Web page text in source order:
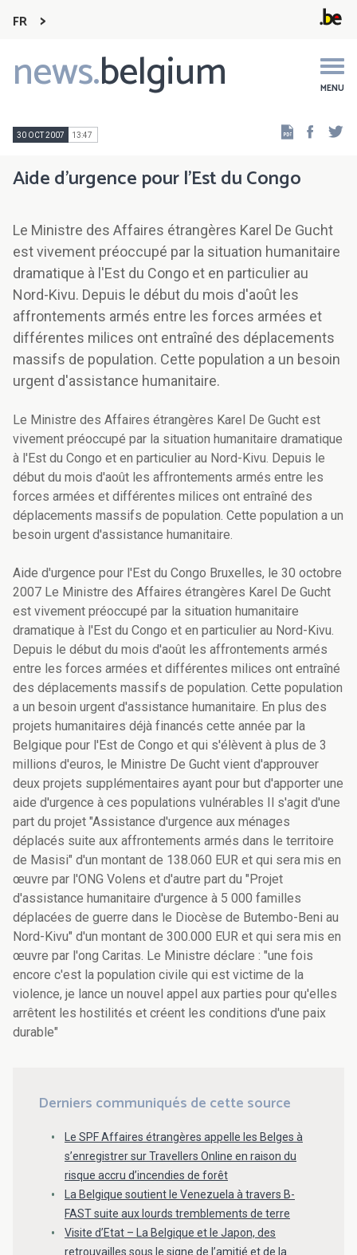
FR
news.belgium MENU
Main
navigation
30 OCT 2007 13:47
Aide d'urgence pour l'Est du Congo
Le Ministre des Affaires étrangères Karel De Gucht
est vivement préoccupé par la situation humanitaire
dramatique à l'Est du Congo et en particulier au
Nord-Kivu. Depuis le début du mois d'août les
affrontements armés entre les forces armées et
différentes milices ont entraîné des déplacements
massifs de population. Cette population a un besoin
urgent d'assistance humanitaire.
Le Ministre des Affaires étrangères Karel De Gucht est
vivement préoccupé par la situation humanitaire dramatique
à l'Est du Congo et en particulier au Nord-Kivu. Depuis le
début du mois d'août les affrontements armés entre les
forces armées et différentes milices ont entraîné des
déplacements massifs de population. Cette population a un
besoin urgent d'assistance humanitaire.
Aide d'urgence pour l'Est du Congo Bruxelles, le 30 octobre
2007 Le Ministre des Affaires étrangères Karel De Gucht
est vivement préoccupé par la situation humanitaire
dramatique à l'Est du Congo et en particulier au Nord-Kivu.
Depuis le début du mois d'août les affrontements armés
entre les forces armées et différentes milices ont entraîné
des déplacements massifs de population. Cette population
a un besoin urgent d'assistance humanitaire. En plus des
projets humanitaires déjà financés cette année par la
Belgique pour l'Est de Congo et qui s'élèvent à plus de 3
millions d'euros, le Ministre De Gucht vient d'approuver
deux projets supplémentaires ayant pour but d'apporter une
aide d'urgence à ces populations vulnérables Il s'agit d'une
part du projet "Assistance d'urgence aux ménages
déplacés suite aux affrontements armés dans le territoire
de Masisi" d'un montant de 138.060 EUR et qui sera mis en
œuvre par l'ONG Volens et d'autre part du "Projet
d'assistance humanitaire d'urgence à 5 000 familles
déplacées de guerre dans le Diocèse de Butembo-Beni au
Nord-Kivu" d'un montant de 300.000 EUR et qui sera mis en
œuvre par l'ong Caritas. Le Ministre déclare : "une fois
encore c'est la population civile qui est victime de la
violence, je lance un nouvel appel aux parties pour qu'elles
arrêtent les hostilités et créent les conditions d'une paix
durable"
Derniers communiqués de cette source
Le SPF Affaires étrangères appelle les Belges à
s’enregistrer sur Travellers Online en raison du
risque accru d’incendies de forêt
La Belgique soutient le Venezuela à travers B-
FAST suite aux lourds tremblements de terre
Visite d’Etat – La Belgique et le Japon, des
retrouvailles sous le signe de l’amitié et de la